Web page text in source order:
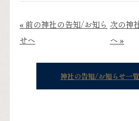
« 前の神社の告知/お知ら
せへ
次の神
へ »
神社の告知/お知らせ一